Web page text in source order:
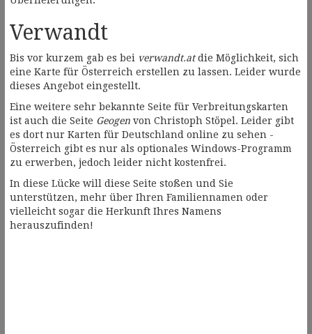
Verwandt
Bis vor kurzem gab es bei verwandt.atdie Möglichkeit, sich
eine Karte für Österreich erstellen zu lassen. Leider wurde
dieses Angebot eingestellt.
Eine weitere sehr bekannte Seite für Verbreitungskarten
ist auch die Seite Geogen von Christoph Stöpel. Leider gibt
es dort nur Karten für Deutschland online zu sehen -
Österreich gibt es nur als optionales Windows-Programm
zu erwerben, jedoch leider nicht kostenfrei.
In diese Lücke will diese Seite stoßen und Sie
unterstützen, mehr über Ihren Familiennamen oder
vielleicht sogar die Herkunft Ihres Namens
herauszufinden!